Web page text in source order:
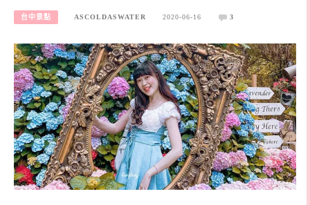
台中景點 ASCOLDASWATER 2020-06-16 3